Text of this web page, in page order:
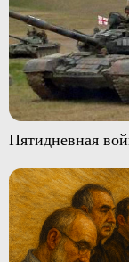
Пятидневная